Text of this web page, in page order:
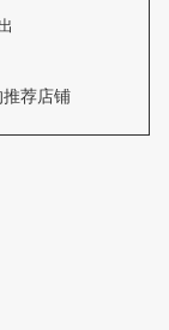
荐店铺